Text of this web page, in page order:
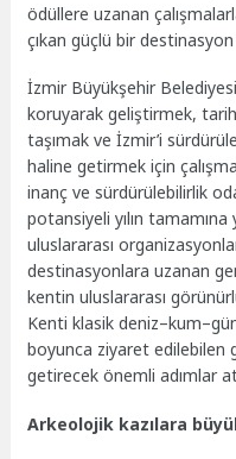
ödüllere uzanan
çıkan güçlü bir
İzmir Büyükşehir
koruyarak geliştirmek,
taşımak ve İzmir’i
haline getirmek için
inanç ve sürdürülebilirlik
potansiyeli yılın tamamına
uluslararası
destinasyonlara uzanan
kentin uluslararası
Kenti klasik
boyunca ziyaret edilebilen
getirecek önemli adımlar
Arkeolojik kazılara